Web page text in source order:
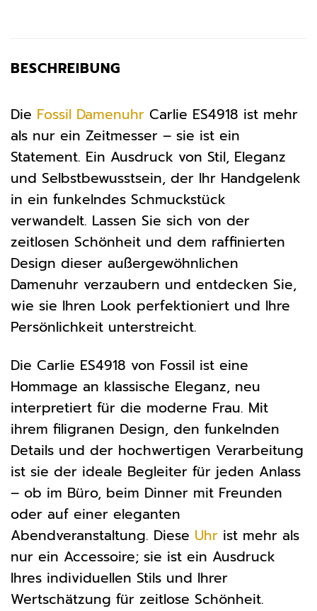
BESCHREIBUNG
Die Fossil Damenuhr Carlie ES4918 ist mehr
als nur ein Zeitmesser – sie ist ein
Statement. Ein Ausdruck von Stil, Eleganz
und Selbstbewusstsein, der Ihr Handgelenk
in ein funkelndes Schmuckstück
verwandelt. Lassen Sie sich von der
zeitlosen Schönheit und dem raffinierten
Design dieser außergewöhnlichen
Damenuhr verzaubern und entdecken Sie,
wie sie Ihren Look perfektioniert und Ihre
Persönlichkeit unterstreicht.
Die Carlie ES4918 von Fossil ist eine
Hommage an klassische Eleganz, neu
interpretiert für die moderne Frau. Mit
ihrem filigranen Design, den funkelnden
Details und der hochwertigen Verarbeitung
ist sie der ideale Begleiter für jeden Anlass
– ob im Büro, beim Dinner mit Freunden
oder auf einer eleganten
Abendveranstaltung. Diese Uhr ist mehr als
nur ein Accessoire; sie ist ein Ausdruck
Ihres individuellen Stils und Ihrer
Wertschätzung für zeitlose Schönheit.